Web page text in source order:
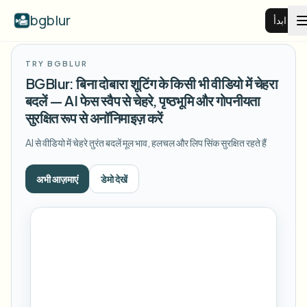
bgblur ابدأ
طمس خلفية الفيديو
الأسعار
تصفح مكتبة الأمثلة الكاملة
الميزات
TRY BGBLUR
BGBlur: बिना दोबारा शूटिंग के किसी भी वीडियो में चेहरा
बदलें — AI फेस स्वैप से चेहरे, पृष्ठभूमि और गोपनीयता
सुरक्षित रूप से अनॉनिमाइज़ करें
AI से वीडियो में चेहरे तुरंत बदलेंमूल भाव, हलचल और लिप सिंक सुरक्षित रहते हैं
अभी आज़माएं डेमो देखें